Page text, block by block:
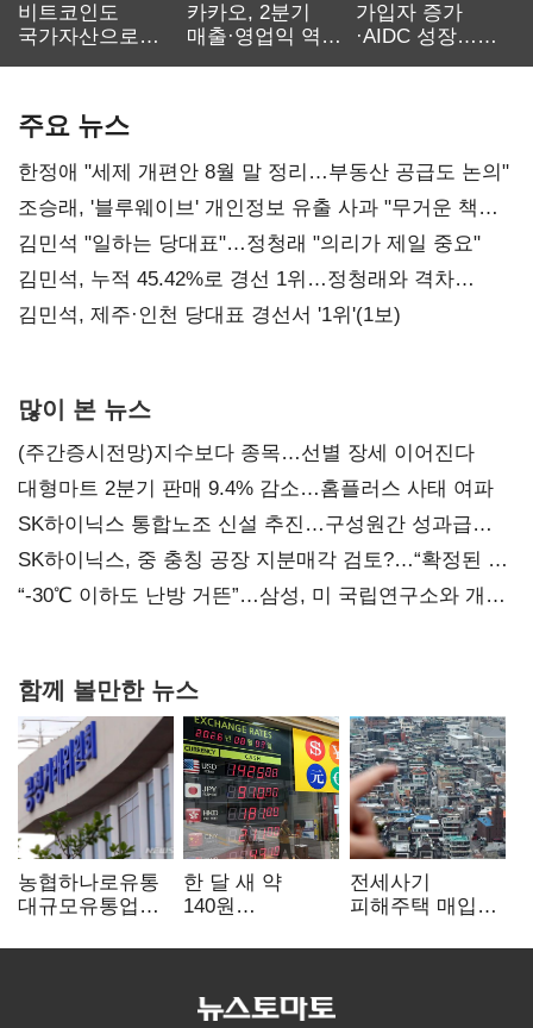
비트코인도
국가자산으로…'
카카오, 2분기
매출·영업익 역대
가입자 증가
·AIDC 성장…
주요 뉴스
한정애 "세제 개편안 8월 말 정리…부동산 공급도 논의"
조승래, '블루웨이브' 개인정보 유출 사과 "무거운 책임
통감"
김민석 "일하는 당대표"…정청래 "의리가 제일 중요"
김민석, 누적 45.42%로 경선 1위…정청래와 격차
0.86%p(2보)
김민석, 제주·인천 당대표 경선서 '1위'(1보)
많이 본 뉴스
(주간증시전망)지수보다 종목…선별 장세 이어진다
대형마트 2분기 판매 9.4% 감소…홈플러스 사태 여파
SK하이닉스 통합노조 신설 추진…구성원간 성과급
불만 확산
SK하이닉스, 중 충칭 공장 지분매각 검토?…“확정된 바
없어”
“-30℃ 이하도 난방 거뜬”…삼성, 미 국립연구소와 개발
함께 볼만한 뉴스
농협하나로유통
대규모유통업법
공정위, 과징금
한 달 새 약
140원
엔저'에 원화
전세사기
피해주택 매입
누적 피해자